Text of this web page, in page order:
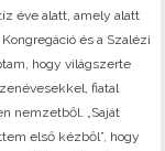
éve alatt, amely alatt
és a Szalézi
hogy világszerte
fiatal
nemzetből. „Saját
első kézből”, hogy